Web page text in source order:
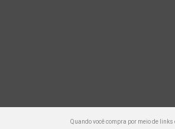
Quando você compra por meio de